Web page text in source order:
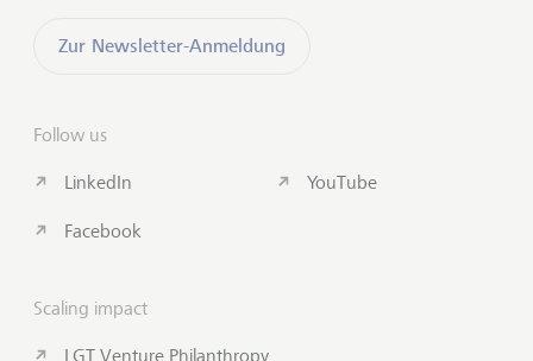
Zur Newsletter-Anmeldung
Follow us
LinkedIn
Facebook
YouTube
Scaling impact
LGT Venture Philanthropy